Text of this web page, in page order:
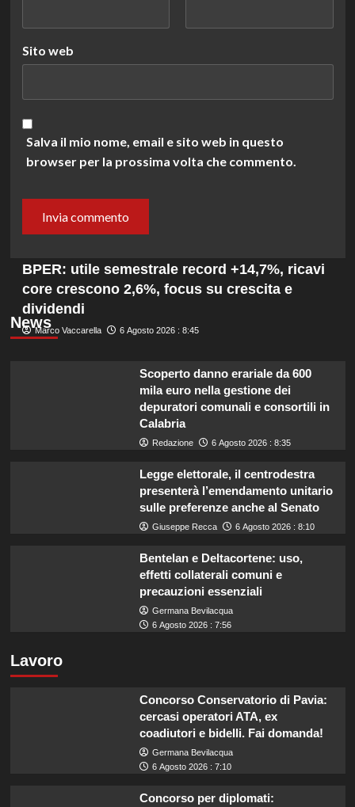
Sito web
Salva il mio nome, email e sito web in questo
browser per la prossima volta che commento.
News
BPER: utile semestrale record +14,7%, ricavi
core crescono 2,6%, focus su crescita e
dividendi
Marco Vaccarella 6 Agosto 2026 : 8:45
Scoperto danno erariale da 600
mila euro nella gestione dei
depuratori comunali e consortili in
Calabria
Redazione 6 Agosto 2026 : 8:35
Legge elettorale, il centrodestra
presenterà l’emendamento unitario
sulle preferenze anche al Senato
Giuseppe Recca 6 Agosto 2026 : 8:10
Bentelan e Deltacortene: uso,
effetti collaterali comuni e
precauzioni essenziali
Germana Bevilacqua
6 Agosto 2026 : 7:56
Lavoro
Concorso Conservatorio di Pavia:
cercasi operatori ATA, ex
coadiutori e bidelli. Fai domanda!
Germana Bevilacqua
6 Agosto 2026 : 7:10
Concorso per diplomati: